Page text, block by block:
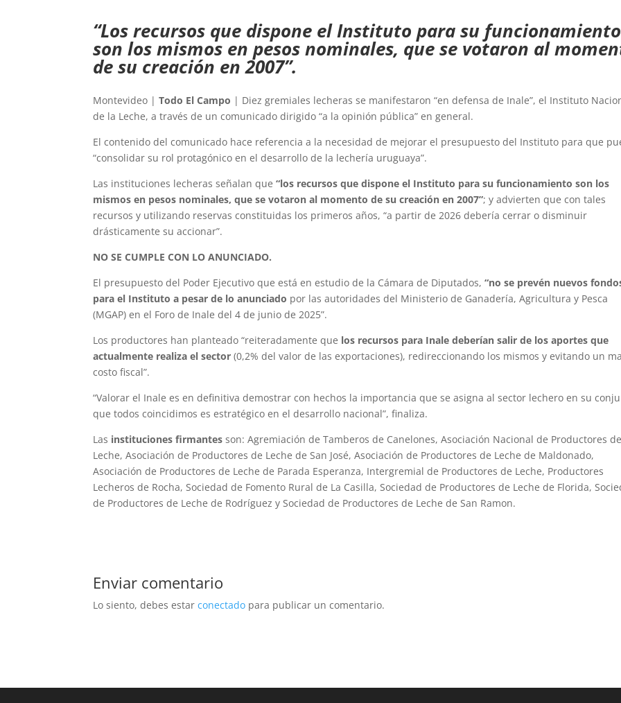
“Los recursos que dispone el Instituto para su funcionamiento
son los mismos en pesos nominales, que se votaron al
de su creación en 2007”.
Montevideo |Todo El Campo | Diez gremiales lecheras se manifestaron “en defensa de Inale”, el Instituto
de la Leche, a través de un comunicado dirigido “a la opinión pública” en general.
El contenido del comunicado hace referencia a la necesidad de mejorar el presupuesto del Instituto para que
“consolidar su rol protagónico en el desarrollo de la lechería uruguaya”.
Las instituciones lecheras señalan que“los recursos que dispone el Instituto para su funcionamiento son los
mismos en pesos nominales, que se votaron al momento de su creación en 2007”; y advierten que con tales
recursos y utilizando reservas constituidas los primeros años, “a partir de 2026 debería cerrar o disminuir
drásticamente su accionar”.
NO SE CUMPLE CON LO ANUNCIADO.
El presupuesto del Poder Ejecutivo que está en estudio de la Cámara de Diputados,“no se prevén nuevos
para el Instituto a pesar de lo anunciado por las autoridades del Ministerio de Ganadería, Agricultura y Pesca
(MGAP) en el Foro de Inale del 4 de junio de 2025”.
Los productores han planteado “reiteradamente que los recursos para Inale deberían salir de los aportes que
actualmente realiza el sector (0,2% del valor de las exportaciones), redireccionando los mismos y evitando un
costo fiscal”.
“Valorar el Inale es en definitiva demostrar con hechos la importancia que se asigna al sector lechero en su
que todos coincidimos es estratégico en el desarrollo nacional”, finaliza.
Las instituciones firmantes son: Agremiación de Tamberos de Canelones, Asociación Nacional de Productores
Leche, Asociación de Productores de Leche de San José, Asociación de Productores de Leche de Maldonado,
Asociación de Productores de Leche de Parada Esperanza, Intergremial de Productores de Leche, Productores
Lecheros de Rocha, Sociedad de Fomento Rural de La Casilla, Sociedad de Productores de Leche de Florida,
de Productores de Leche de Rodríguez y Sociedad de Productores de Leche de San Ramon.
Enviar comentario
Lo siento, debes estarconectado para publicar un comentario.